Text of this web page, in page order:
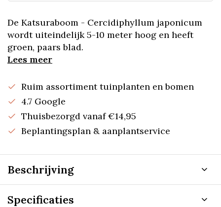
De Katsuraboom - Cercidiphyllum japonicum
wordt uiteindelijk 5-10 meter hoog en heeft
groen, paars blad.
Lees meer
Ruim assortiment tuinplanten en bomen
4.7 Google
Thuisbezorgd vanaf €14,95
Beplantingsplan & aanplantservice
Beschrijving
Specificaties